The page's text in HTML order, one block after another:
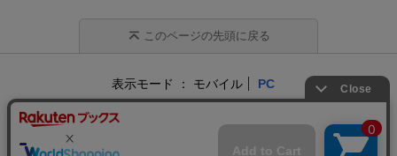
このページの先頭に戻る
表示モード モバイル PC
企業情報 個人情報保護方針